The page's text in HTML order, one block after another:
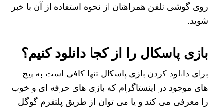
روی گوشی تلفن همراهتان از نحوه استفاده از آن با خبر
شوید.
بازی پاسکال را از کجا دانلود کنیم؟
برای دانلود کردن بازی پاسکال تنها کافی است به پیج
های موجود در اینستاگرام که بازی های حرفه ای و خوب
را معرفی می کند و یا می توان از طریق پلتفرم گوگل